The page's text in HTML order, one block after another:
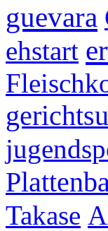
guevara
ehstart
Takase